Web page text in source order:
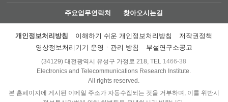
주요업무연락처 찾아오시는길
개인정보처리방침 이해하기 쉬운 개인정보처리방침
저작권정책
영상정보처리기기 운영ㆍ관리 방침
부설연구소공고
(34129) 대전광역시 유성구 가정로 218, TEL 1466-38
Electronics and Telecommunications Research Institute.
All rights reserved.
본 홈페이지에 게시된 이메일 주소가 자동수집되는 것을 거부하며, 이를 위반시